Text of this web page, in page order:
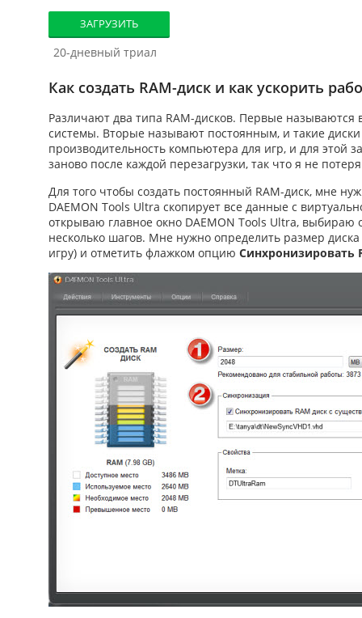
ЗАГРУЗИТЬ
20-дневный триал
Как создать RAM-диск и как ускорить
Различают два типа RAM-дисков. Первые называются
системы. Вторые называют постоянным, и такие
производительность компьютера для игр, и для этой
заново после каждой перезагрузки, так что я не
Для того чтобы создать постоянный RAM-диск, мне
DAEMON Tools Ultra скопирует все данные с
открываю главное окно DAEMON Tools Ultra,
несколько шагов. Мне нужно определить размер
игру) и отметить флажком опцию Синхронизировать